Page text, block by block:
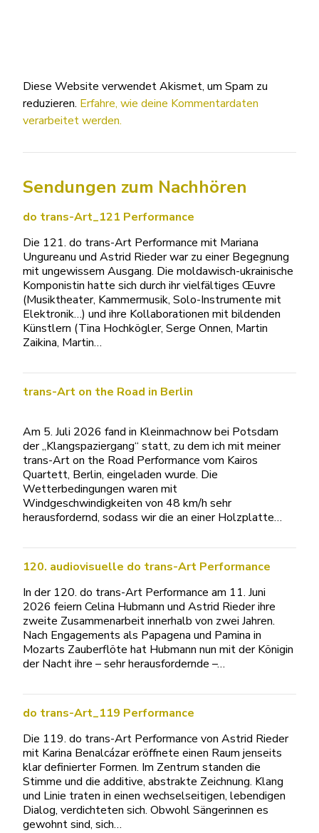
Diese Website verwendet Akismet, um Spam zu
reduzieren. Erfahre, wie deine Kommentardaten
verarbeitet werden.
Sendungen zum Nachhören
do trans-Art_121 Performance
Die 121. do trans-Art Performance mit Mariana
Ungureanu und Astrid Rieder war zu einer Begegnung
mit ungewissem Ausgang. Die moldawisch-ukrainische
Komponistin hatte sich durch ihr vielfältiges Œuvre
(Musiktheater, Kammermusik, Solo-Instrumente mit
Elektronik…) und ihre Kollaborationen mit bildenden
Künstlern (Tina Hochkögler, Serge Onnen, Martin
Zaikina, Martin…
trans-Art on the Road in Berlin
Am 5. Juli 2026 fand in Kleinmachnow bei Potsdam
der „Klangspaziergang“ statt, zu dem ich mit meiner
trans-Art on the Road Performance vom Kairos
Quartett, Berlin, eingeladen wurde. Die
Wetterbedingungen waren mit
Windgeschwindigkeiten von 48 km/h sehr
herausfordernd, sodass wir die an einer Holzplatte…
120. audiovisuelle do trans-Art Performance
In der 120. do trans-Art Performance am 11. Juni
2026 feiern Celina Hubmann und Astrid Rieder ihre
zweite Zusammenarbeit innerhalb von zwei Jahren.
Nach Engagements als Papagena und Pamina in
Mozarts Zauberflöte hat Hubmann nun mit der Königin
der Nacht ihre – sehr herausfordernde –…
do trans-Art_119 Performance
Die 119. do trans-Art Performance von Astrid Rieder
mit Karina Benalcázar eröffnete einen Raum jenseits
klar definierter Formen. Im Zentrum standen die
Stimme und die additive, abstrakte Zeichnung. Klang
und Linie traten in einen wechselseitigen, lebendigen
Dialog, verdichteten sich. Obwohl Sängerinnen es
gewohnt sind, sich…